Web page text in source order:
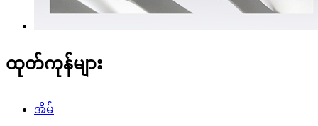
ထုတ်ကုန်များ
အိမ်